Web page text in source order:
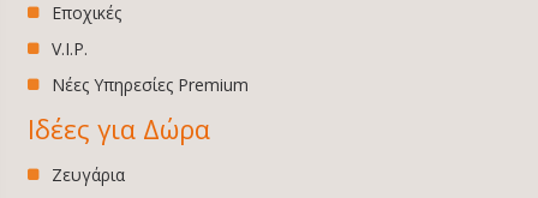
Εποχικές
V.I.P.
Νέες Υπηρεσίες Premium
Ιδέες για Δώρα
Ζευγάρια